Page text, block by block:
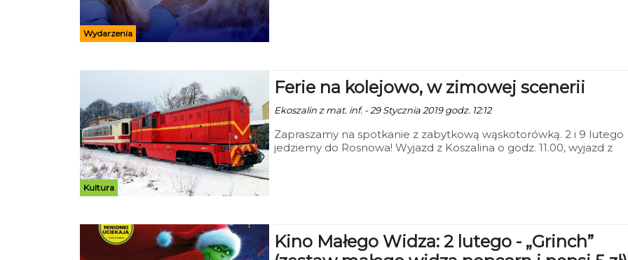
Wydarzenia
Kultura
Ferie na kolejowo, w zimowej scenerii
Ekoszalin z mat. inf. - 29 Stycznia 2019 godz. 12:12
Zapraszamy na spotkanie z zabytkową wąskotorówką. 2 i 9 lutego
jedziemy do Rosnowa! Wyjazd z Koszalina o godz. 11.00, wyjazd z
Kino Małego Widza: 2 lutego - „Grinch”